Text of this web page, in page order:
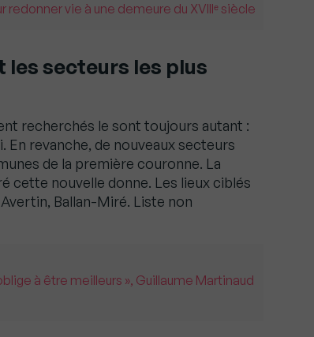
vie à une demeure du XVIIIᵉ siècle
les secteurs les plus
recherchés le sont toujours autant :
En revanche, de nouveaux secteurs
de la première couronne. La
cette nouvelle donne. Les lieux ciblés
Ballan-Miré. Liste non
à être meilleurs », Guillaume Martinaud